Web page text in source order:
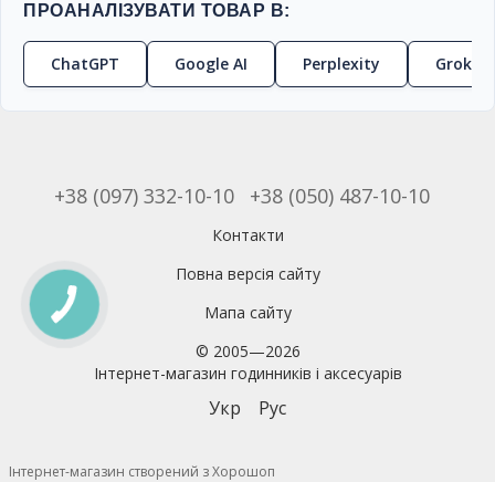
ПРОАНАЛІЗУВАТИ ТОВАР В:
ChatGPT Google AI Perplexity Grok
+38 (097) 332-10-10 +38 (050) 487-10-10
Контакти
Повна версія сайту
Мапа сайту
© 2005—2026
Інтернет-магазин годинників і аксесуарів
Укр Рус
Інтернет-магазин створений з Хорошоп